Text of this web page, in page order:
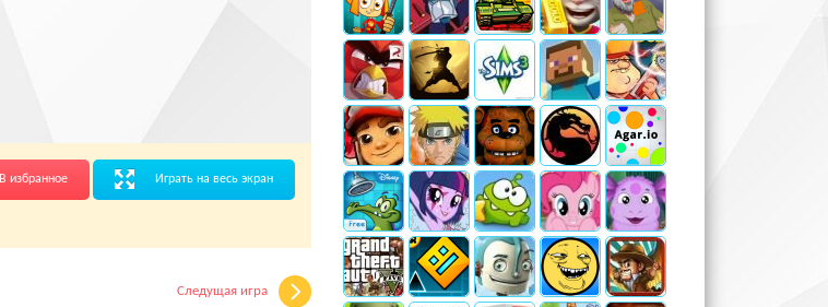
В избранное Играть на весь экран
Следущая игра